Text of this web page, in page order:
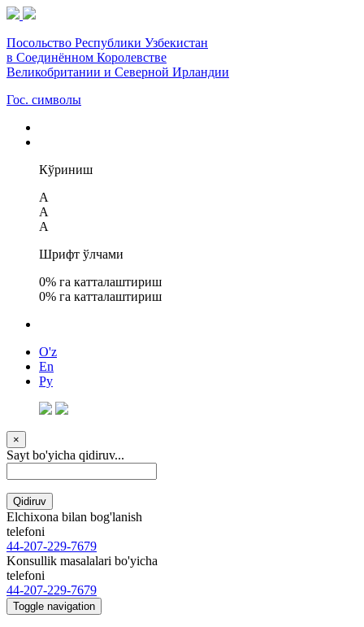
Посольство Республики Узбекистан
в Соединённом Королевстве
Великобритании и Северной Ирландии
Гос. символы
Кўриниш
A
A
A
Шрифт ўлчами
0% га катталаштириш
0% га катталаштириш
O'z
En
Ру
×
Sayt bo'yicha qidiruv...
Qidiruv
Elchixona bilan bog'lanish
telefoni
44-207-229-7679
Konsullik masalalari bo'yicha
telefoni
44-207-229-7679
Toggle navigation